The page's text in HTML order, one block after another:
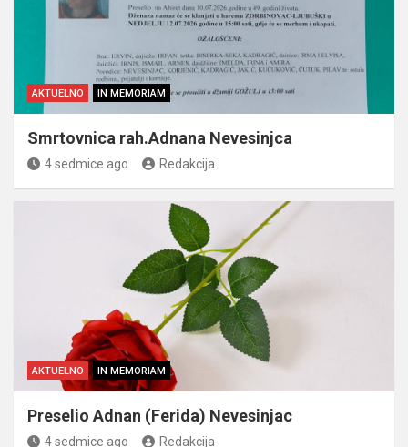
AKTUELNO IN MEMORIAM
Smrtovnica rah.Adnana Nevesinjca
4 sedmice ago Redakcija
AKTUELNO IN MEMORIAM
Preselio Adnan (Ferida) Nevesinjac
4 sedmice ago Redakcija